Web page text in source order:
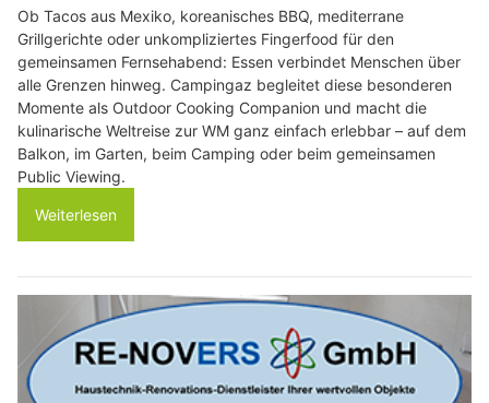
Ob Tacos aus Mexiko, koreanisches BBQ, mediterrane
Grillgerichte oder unkompliziertes Fingerfood für den
gemeinsamen Fernsehabend: Essen verbindet Menschen über
alle Grenzen hinweg. Campingaz begleitet diese besonderen
Momente als Outdoor Cooking Companion und macht die
kulinarische Weltreise zur WM ganz einfach erlebbar – auf dem
Balkon, im Garten, beim Camping oder beim gemeinsamen
Public Viewing.
Weiterlesen